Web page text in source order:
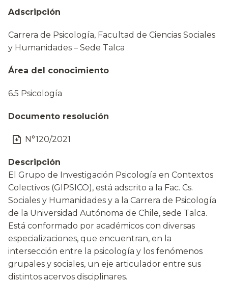
Adscripción
Carrera de Psicología, Facultad de Ciencias Sociales
y Humanidades – Sede Talca
Área del conocimiento
6.5 Psicología
Documento resolución
N°120/2021
Descripción
El Grupo de Investigación Psicología en Contextos
Colectivos (GIPSICO), está adscrito a la Fac. Cs.
Sociales y Humanidades y a la Carrera de Psicología
de la Universidad Autónoma de Chile, sede Talca.
Está conformado por académicos con diversas
especializaciones, que encuentran, en la
intersección entre la psicología y los fenómenos
grupales y sociales, un eje articulador entre sus
distintos acervos disciplinares.